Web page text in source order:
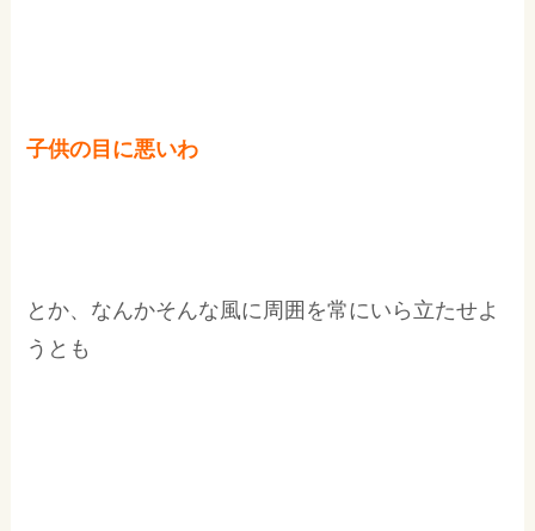
子供の目に悪いわ
とか、なんかそんな風に周囲を常にいら立たせよ
うとも